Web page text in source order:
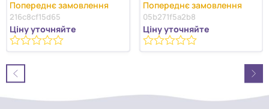
216c8cf15d65
Ціну уточняйте
з
5
05b271f5a2b8
Ціну уточняйте